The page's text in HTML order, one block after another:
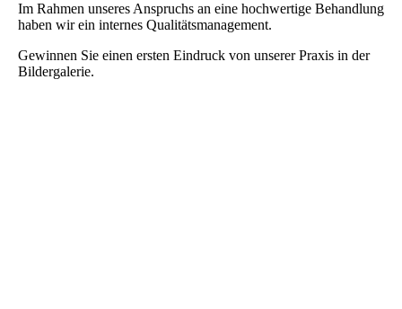
Im Rahmen unseres Anspruchs an eine hochwertige Behandlung
haben wir ein internes Qualitätsmanagement.
Gewinnen Sie einen ersten Eindruck von unserer Praxis in der
Bildergalerie.